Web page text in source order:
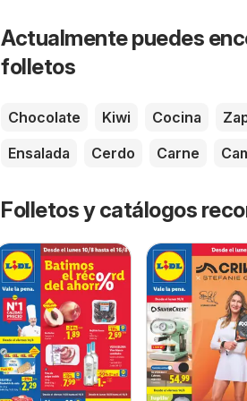
Actualmente puedes
folletos
Chocolate Kiwi Cocina
Ensalada
Cerdo Carne
Folletos y catálogos